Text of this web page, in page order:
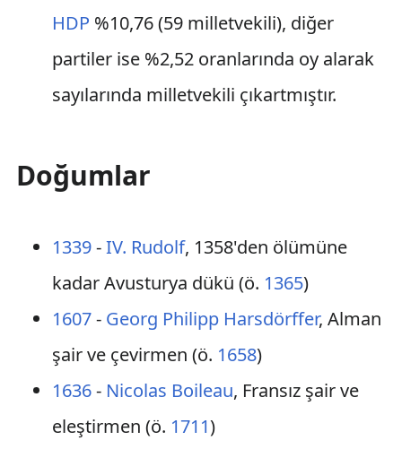
HDP %10,76 (59 milletvekili), diğer
partiler ise %2,52 oranlarında oy alarak
sayılarında milletvekili çıkartmıştır.
Doğumlar
1339-IV. Rudolf, 1358'den ölümüne
kadar Avusturya dükü (ö. 1365)
1607- Georg Philipp Harsdörffer, Alman
şair ve çevirmen (ö. 1658)
1636- Nicolas Boileau, Fransız şair ve
eleştirmen (ö. 1711)